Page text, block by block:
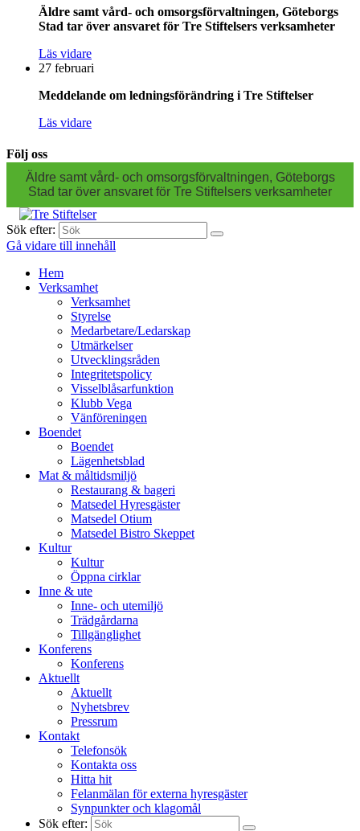
Äldre samt vård- och omsorgsförvaltningen, Göteborgs
Stad tar över ansvaret för Tre Stiftelsers verksamheter
Läs vidare
27 februari
Meddelande om ledningsförändring i Tre Stiftelser
Läs vidare
Följ oss
Äldre samt vård- och omsorgsförvaltningen, Göteborgs
Stad tar över ansvaret för Tre Stiftelsers verksamheter
Sök efter:
Gå vidare till innehåll
Hem
Verksamhet
Verksamhet
Styrelse
Medarbetare/Ledarskap
Utmärkelser
Utvecklingsråden
Integritetspolicy
Visselblåsarfunktion
Klubb Vega
Vänföreningen
Boendet
Boendet
Lägenhetsblad
Mat & måltidsmiljö
Restaurang & bageri
Matsedel Hyresgäster
Matsedel Otium
Matsedel Bistro Skeppet
Kultur
Kultur
Öppna cirklar
Inne & ute
Inne- och utemiljö
Trädgårdarna
Tillgänglighet
Konferens
Konferens
Aktuellt
Aktuellt
Nyhetsbrev
Pressrum
Kontakt
Telefonsök
Kontakta oss
Hitta hit
Felanmälan för externa hyresgäster
Synpunkter och klagomål
Sök efter: